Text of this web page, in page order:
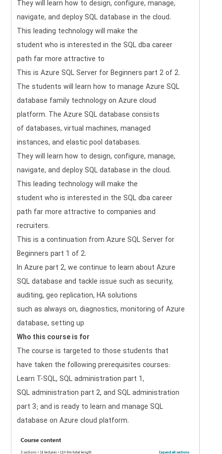
They will learn how to design, configure, manage,
navigate, and deploy SQL database in the cloud.
This leading technology will make the
student who is interested in the SQL dba career
path far more attractive to
This is Azure SQL Server for Beginners part 2 of 2.
The students will learn how to manage Azure SQL
database family technology on Azure cloud
platform. The Azure SQL database consists
of databases, virtual machines, managed
instances, and elastic pool databases.
They will learn how to design, configure, manage,
navigate, and deploy SQL database in the cloud.
This leading technology will make the
student who is interested in the SQL dba career
path far more attractive to companies and
recruiters.
This is a continuation from Azure SQL Server for
Beginners part 1 of 2.
In Azure part 2, we continue to learn about Azure
SQL database and tackle issue such as security,
auditing, geo replication, HA solutions
such as always on, diagnostics, monitoring of Azure
database, setting up
Who this course is for
The course is targeted to those students that
have taken the following prerequisites courses:
Learn T-SQL, SQL administration part 1,
SQL administration part 2, and SQL administration
part 3; and is ready to learn and manage SQL
database on Azure cloud platform.